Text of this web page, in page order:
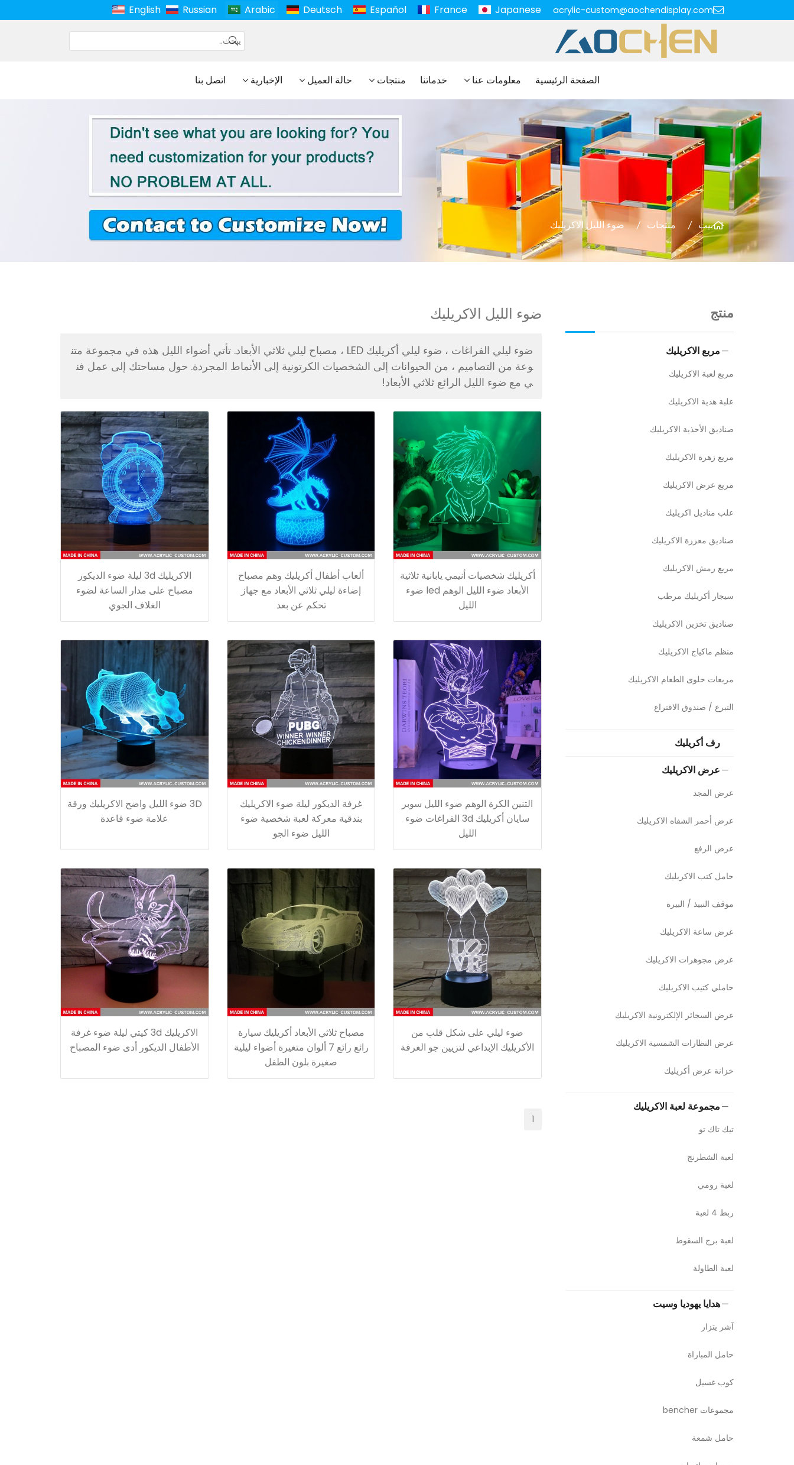
acrylic-custom@aochendisplay.com
English Russian Arabic Deutsch Español France Japanese
الصفحة الرئيسية معلومات عنا خدماتنا منتجات حالة العميل الإخبارية اتصل بنا
بيت منتجات ضوء الليل الاكريليك
منتج
مربع الاكريليك
مربع لعبة الاكريليك
علبة هدية الاكريليك
صناديق الأحذية الاكريليك
مربع زهرة الاكريليك
مربع عرض الاكريليك
علب مناديل اكريليك
صناديق معززة الاكريليك
مربع رمش الاكريليك
سيجار أكريليك مرطب
صناديق تخزين الاكريليك
منظم ماكياج الاكريليك
مربعات حلوى الطعام الاكريليك
التبرع / صندوق الاقتراع
رف أكريليك
عرض الاكريليك
عرض المجد
عرض أحمر الشفاه الاكريليك
عرض الرفع
حامل كتب الاكريليك
موقف النبيذ / البيرة
عرض ساعة الاكريليك
عرض مجوهرات الاكريليك
حاملي كتيب الاكريليك
عرض السجائر الإلكترونية الاكريليك
عرض النظارات الشمسية الاكريليك
خزانة عرض أكريليك
مجموعة لعبة الاكريليك
تيك تاك تو
لعبة الشطرنج
لعبة رومي
ربط 4 لعبة
لعبة برج السقوط
لعبة الطاولة
هدايا يهوديا وسيت
آشر يتزار
حامل المباراة
كوب غسيل
مجموعات bencher
حامل شمعة
ضوء الليل الاكريليك
ضوء ليلي الفراغات ، ضوء ليلي أكريليك LED ، مصباح ليلي ثلاثي الأبعاد. تأتي أضواء الليل هذه في مجموعة متن
وعة من التصاميم ، من الحيوانات إلى الشخصيات الكرتونية إلى الأنماط المجردة. حول مساحتك إلى عمل فن
ي مع ضوء الليل الرائع ثلاثي الأبعاد!
أكريليك شخصيات أنيمي يابانية ثلاثية
الأبعاد ضوء الليل الوهم led ضوء
الليل
ألعاب أطفال أكريليك وهم مصباح
إضاءة ليلي ثلاثي الأبعاد مع جهاز
تحكم عن بعد
الاكريليك 3d ليلة ضوء الديكور
مصباح على مدار الساعة لضوء
الغلاف الجوي
التنين الكرة الوهم ضوء الليل سوبر
سايان أكريليك 3d الفراغات ضوء
الليل
غرفة الديكور ليلة ضوء الاكريليك
بندقية معركة لعبة شخصية ضوء
الليل ضوء الجو
3D ضوء الليل واضح الاكريليك ورقة
علامة ضوء قاعدة
ضوء ليلي على شكل قلب من
الأكريليك الإبداعي لتزيين جو الغرفة
مصباح ثلاثي الأبعاد أكريليك سيارة
رائع رائع 7 ألوان متغيرة أضواء ليلية
صغيرة بلون الطفل
الاكريليك 3d كيتي ليلة ضوء غرفة
الأطفال الديكور أدى ضوء المصباح
1